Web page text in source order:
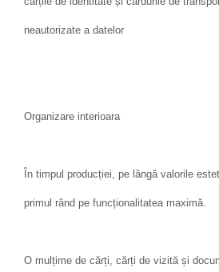
neautorizate a datelor
Organizare interioara
În timpul producției, pe lângă valorile
primul rând pe funcționalitatea maximă.
O mulțime de cărți, cărți de vizită și